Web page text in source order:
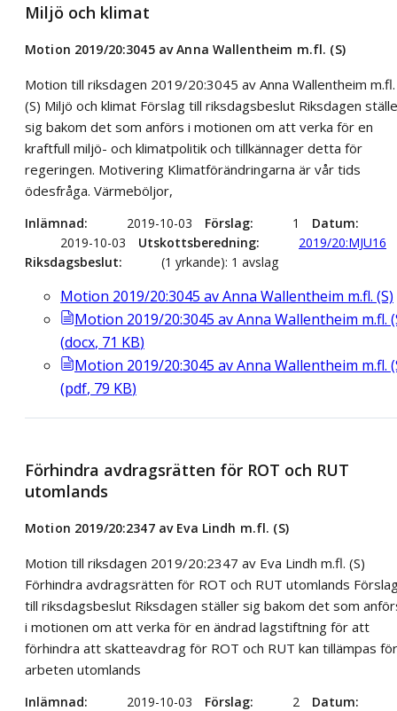
Miljö och klimat
Motion 2019/20:3045 av Anna Wallentheim m.fl. (S)
Motion till riksdagen 2019/20:3045 av Anna Wallentheim m.fl.
(S) Miljö och klimat Förslag till riksdagsbeslut Riksdagen
sig bakom det som anförs i motionen om att verka för en
kraftfull miljö- och klimatpolitik och tillkännager detta för
regeringen. Motivering Klimatförändringarna är vår tids
ödesfråga. Värmeböljor,
Inlämnad 2019-10-03 Förslag 1
Datum
2019-10-03
Utskottsberedning
2019/20:MJU16
Riksdagsbeslut
(1 yrkande): 1 avslag
Motion 2019/20:3045 av Anna Wallentheim m.fl. (S)
Motion 2019/20:3045 av Anna Wallentheim m.fl.
(docx, 71 KB)
Motion 2019/20:3045 av Anna Wallentheim m.fl.
(pdf, 79 KB)
Förhindra avdragsrätten för ROT och RUT
utomlands
Motion 2019/20:2347 av Eva Lindh m.fl. (S)
Motion till riksdagen 2019/20:2347 av Eva Lindh m.fl. (S)
Förhindra avdragsrätten för ROT och RUT utomlands
till riksdagsbeslut Riksdagen ställer sig bakom det som
i motionen om att verka för en ändrad lagstiftning för att
förhindra att skatteavdrag för ROT och RUT kan tillämpas för
arbeten utomlands
Inlämnad 2019-10-03 Förslag 2
Datum